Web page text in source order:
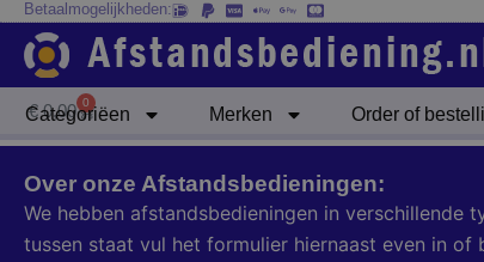
naar
inhoud
Betaalmogelijkheden:
Categoriëen Merken Order of
€0,00 0
Winkelwagen
Over onze Afstandsbedieningen:
We hebben afstandsbedieningen in verschillende
tussen staat vul het formulier hiernaast even in of